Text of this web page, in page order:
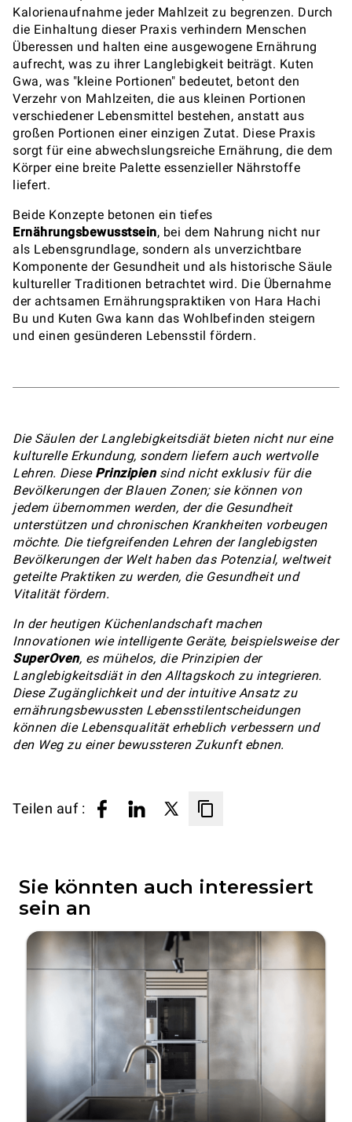
Kalorienaufnahme jeder Mahlzeit zu begrenzen. Durch
die Einhaltung dieser Praxis verhindern Menschen
Überessen und halten eine ausgewogene Ernährung
aufrecht, was zu ihrer Langlebigkeit beiträgt. Kuten
Gwa, was "kleine Portionen" bedeutet, betont den
Verzehr von Mahlzeiten, die aus kleinen Portionen
verschiedener Lebensmittel bestehen, anstatt aus
großen Portionen einer einzigen Zutat. Diese Praxis
sorgt für eine abwechslungsreiche Ernährung, die dem
Körper eine breite Palette essenzieller Nährstoffe
liefert.
Beide Konzepte betonen ein tiefes
Ernährungsbewusstsein, bei dem Nahrung nicht nur
als Lebensgrundlage, sondern als unverzichtbare
Komponente der Gesundheit und als historische Säule
kultureller Traditionen betrachtet wird. Die Übernahme
der achtsamen Ernährungspraktiken von Hara Hachi
Bu und Kuten Gwa kann das Wohlbefinden steigern
und einen gesünderen Lebensstil fördern.
Die Säulen der Langlebigkeitsdiät bieten nicht nur eine
kulturelle Erkundung, sondern liefern auch wertvolle
Lehren. Diese Prinzipiensind nicht exklusiv für die
Bevölkerungen der Blauen Zonen; sie können von
jedem übernommen werden, der die Gesundheit
unterstützen und chronischen Krankheiten vorbeugen
möchte. Die tiefgreifenden Lehren der langlebigsten
Bevölkerungen der Welt haben das Potenzial, weltweit
geteilte Praktiken zu werden, die Gesundheit und
Vitalität fördern.
In der heutigen Küchenlandschaft machen
Innovationen wie intelligente Geräte, beispielsweise der
SuperOven, es mühelos, die Prinzipien der
Langlebigkeitsdiät in den Alltagskoch zu integrieren.
Diese Zugänglichkeit und der intuitive Ansatz zu
ernährungsbewussten Lebensstilentscheidungen
können die Lebensqualität erheblich verbessern und
den Weg zu einer bewussteren Zukunft ebnen.
Teilen auf :
Sie könnten auch interessiert
sein an